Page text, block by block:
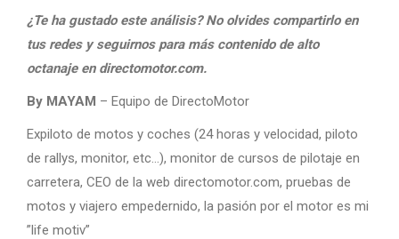
¿Te ha gustado este análisis? No olvides compartirlo en
tus redes y seguirnos para más contenido de alto
octanaje en directomotor.com.
By MAYAM – Equipo de DirectoMotor
Expiloto de motos y coches (24 horas y velocidad, piloto
de rallys, monitor, etc…), monitor de cursos de pilotaje en
carretera, CEO de la web directomotor.com, pruebas de
motos y viajero empedernido, la pasión por el motor es mi
”life motiv”